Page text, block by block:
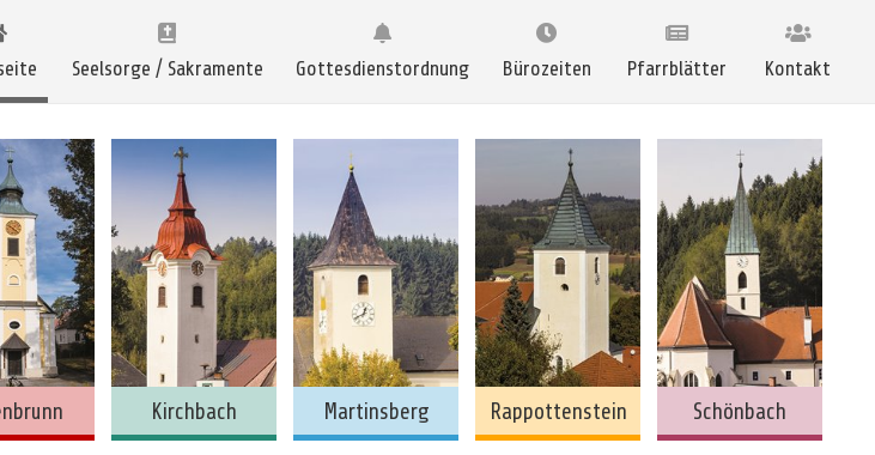
Seelsorge / Sakramente Gottesdienstordnung Bürozeiten Pfarrblätter Kontakt
Kirchbach Martinsberg Rappottenstein Schönbach